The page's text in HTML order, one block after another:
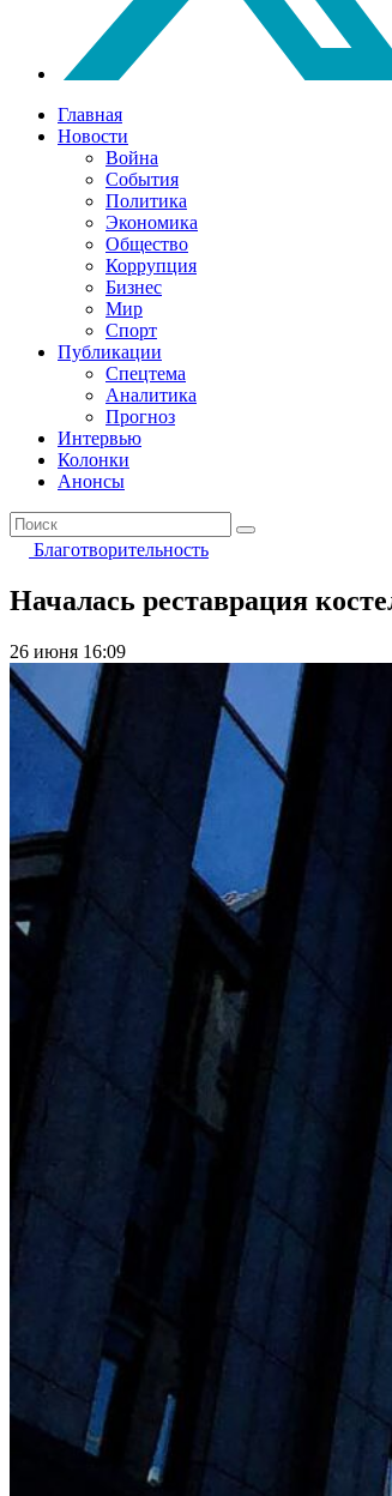
Главная
Новости
Война
События
Политика
Экономика
Общество
Коррупция
Бизнес
Мир
Спорт
Публикации
Спецтема
Аналитика
Прогноз
Интервью
Колонки
Анонсы
Благотворительность
Началась реставрация
26 июня 16:09